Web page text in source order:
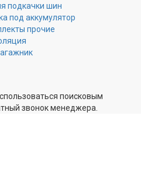
подкачки шин
под аккумулятор
прочие
поисковым
звонок менеджера.